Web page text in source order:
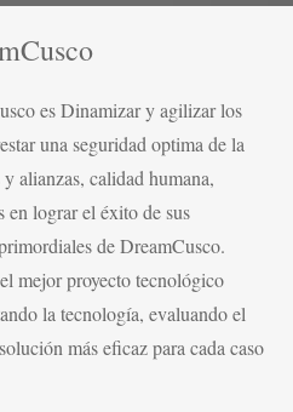
es Dinamizar y agilizar los
una seguridad optima de la
alianzas, calidad humana,
en lograr el éxito de sus
de DreamCusco.
mejor proyecto tecnológico
la tecnología, evaluando el
más eficaz para cada caso